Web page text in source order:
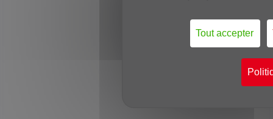
Tout accepter